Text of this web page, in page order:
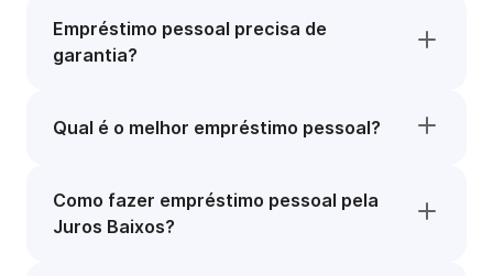
Empréstimo pessoal precisa de
garantia?
Qual é o melhor empréstimo pessoal?
Como fazer empréstimo pessoal pela
Juros Baixos?